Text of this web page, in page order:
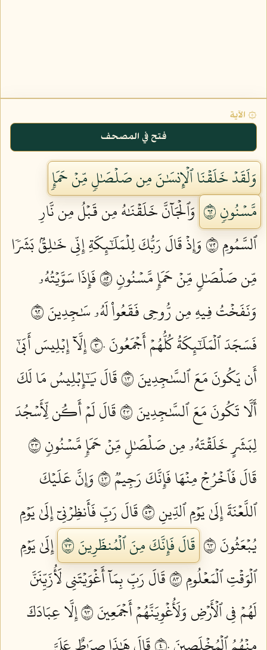
۞ الآية
فتح في المصحف
وَلَقَدۡ خَلَقۡنَا ٱلۡإِنسَٰنَ مِن صَلۡصَٰلٖ مِّنۡ حَمَإٖ
مَّسۡنُونٖ ٢٦
وَٱلۡجَآنَّ خَلَقۡنَٰهُ مِن قَبۡلُ مِن نَّارِ
ٱلسَّمُومِ ٢٧
وَإِذۡ قَالَ رَبُّكَ لِلۡمَلَٰٓئِكَةِ إِنِّي خَٰلِقُۢ بَشَرٗا
مِّن صَلۡصَٰلٖ مِّنۡ حَمَإٖ مَّسۡنُونٖ ٢٨
فَإِذَا سَوَّيۡتُهُۥ
وَنَفَخۡتُ فِيهِ مِن رُّوحِي فَقَعُواْ لَهُۥ سَٰجِدِينَ ٢٩
فَسَجَدَ ٱلۡمَلَٰٓئِكَةُ كُلُّهُمۡ أَجۡمَعُونَ ٣٠
إِلَّآ إِبۡلِيسَ أَبَىٰٓ
أَن يَكُونَ مَعَ ٱلسَّٰجِدِينَ ٣١
قَالَ يَٰٓإِبۡلِيسُ مَا لَكَ
أَلَّا تَكُونَ مَعَ ٱلسَّٰجِدِينَ ٣٢
قَالَ لَمۡ أَكُن لِّأَسۡجُدَ
لِبَشَرٍ خَلَقۡتَهُۥ مِن صَلۡصَٰلٖ مِّنۡ حَمَإٖ مَّسۡنُونٖ ٣٣
قَالَ فَٱخۡرُجۡ مِنۡهَا فَإِنَّكَ رَجِيمٞ ٣٤
وَإِنَّ عَلَيۡكَ
ٱللَّعۡنَةَ إِلَىٰ يَوۡمِ ٱلدِّينِ ٣٥
قَالَ رَبِّ فَأَنظِرۡنِيٓ إِلَىٰ يَوۡمِ
يُبۡعَثُونَ ٣٦
قَالَ فَإِنَّكَ مِنَ ٱلۡمُنظَرِينَ ٣٧
إِلَىٰ يَوۡمِ
ٱلۡوَقۡتِ ٱلۡمَعۡلُومِ ٣٨
قَالَ رَبِّ بِمَآ أَغۡوَيۡتَنِي لَأُزَيِّنَنَّ
لَهُمۡ فِي ٱلۡأَرۡضِ وَلَأُغۡوِيَنَّهُمۡ أَجۡمَعِينَ ٣٩
إِلَّا عِبَادَكَ